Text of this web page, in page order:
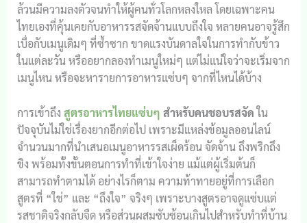
ล้วนมีความลงตัวจนทำให้ผู้คนทั่วโลกหลงใหล โดยเฉพาะคน
ไทยเองที่คุ้นเคยกับอาหารรสจัดจ้านแบบถึงใจ หลายคนอาจรู้สึก
เบื่อกับเมนูเดิมๆ ที่ซ้ำซาก ขาดแรงบันดาลใจในการทำกับข้าว
ในแต่ละวัน หรืออยากลองทำเมนูใหม่ๆ แต่ไม่แน่ใจว่าจะเริ่มจาก
เมนูไหน หรือจะหารายการอาหารแซ่บๆ จากที่ไหนได้บ้าง
การเข้าถึง สูตรอาหารไทยแซ่บๆ สำหรับคนชอบรสจัดใน
ปัจจุบันไม่ใช่เรื่องยากอีกต่อไป เพราะมีแหล่งข้อมูลออนไลน์
จำนวนมากที่นำเสนอเมนูอาหารรสเผ็ดร้อน จัดจ้าน ถึงพริกถึง
ขิง พร้อมทั้งขั้นตอนการทำที่เข้าใจง่าย แม้แต่ผู้เริ่มต้นก็
สามารถทำตามได้ อย่างไรก็ตาม ความท้าทายอยู่ที่การเลือก
สูตรที่ “ใช่” และ “ถึงใจ” จริงๆ เพราะบางสูตรอาจดูแซ่บแต่
รสชาติจริงกลับจืด หรือส่วนผสมซับซ้อนเกินไปสำหรับทำที่บ้าน